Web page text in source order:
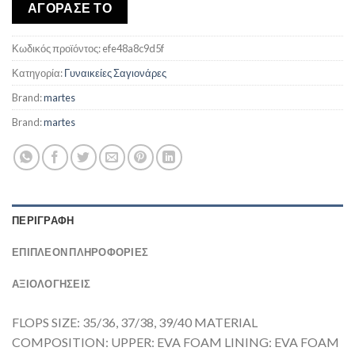
was:
€18,00.
€15,33.
ΑΓΟΡΑΣΕ ΤΟ
Κωδικός προϊόντος:efe48a8c9d5f
Κατηγορία:Γυναικείες Σαγιονάρες
Brand:martes
Brand:martes
ΠΕΡΙΓΡΑΦΉ
ΕΠΙΠΛΈΟΝ ΠΛΗΡΟΦΟΡΊΕΣ
ΑΞΙΟΛΟΓΗΣΕΙΣ
FLOPS SIZE: 35/36, 37/38, 39/40 MATERIAL
COMPOSITION: UPPER: EVA FOAM LINING: EVA FOAM